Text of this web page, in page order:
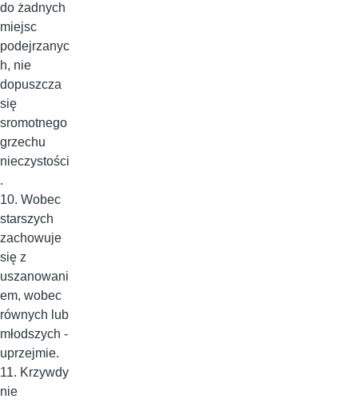
do żadnych
miejsc
podejrzanyc
h, nie
dopuszcza
się
sromotnego
grzechu
nieczystości
.
10. Wobec
starszych
zachowuje
się z
uszanowani
em, wobec
równych lub
młodszych -
uprzejmie.
11. Krzywdy
nie